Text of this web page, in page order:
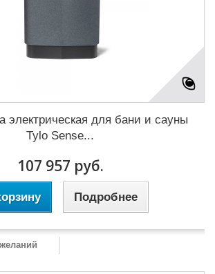
электрическая для бани и сауны
Tylo Sense...
107 957 руб.
Подробнее